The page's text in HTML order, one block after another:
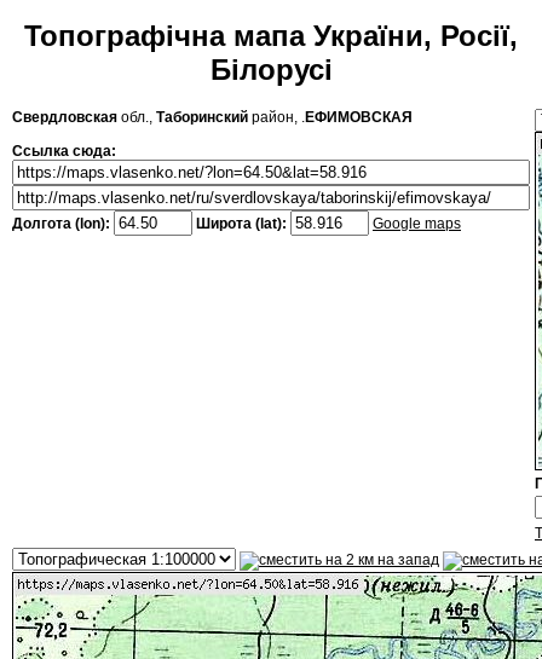
Топографічна мапа України, Росії,
Білорусі
Свердловская обл., Таборинский район, .ЕФИМОВСКАЯ
Ссылка сюда:
Долгота (lon): Широта (lat): Google maps